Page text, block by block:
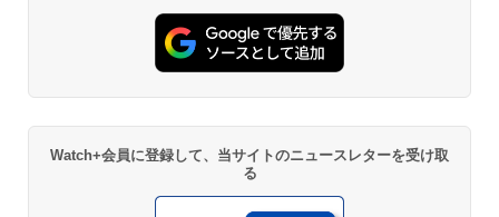
Watch+会員に登録して、当サイトのニュースレターを受け取
る